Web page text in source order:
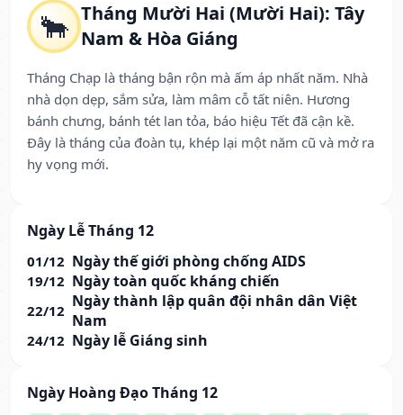
🐂 Tháng Mười Hai (Mười Hai): Tây
Nam & Hòa Giáng
Tháng Chạp là tháng bận rộn mà ấm áp nhất năm. Nhà
nhà dọn dẹp, sắm sửa, làm mâm cỗ tất niên. Hương
bánh chưng, bánh tét lan tỏa, báo hiệu Tết đã cận kề.
Đây là tháng của đoàn tụ, khép lại một năm cũ và mở ra
hy vọng mới.
Ngày Lễ Tháng 12
01/12 Ngày thế giới phòng chống AIDS
19/12 Ngày toàn quốc kháng chiến
22/12 Ngày thành lập quân đội nhân dân Việt
Nam
24/12 Ngày lễ Giáng sinh
Ngày Hoàng Đạo Tháng 12